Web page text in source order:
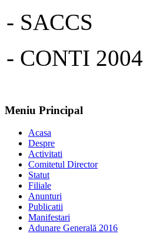
- SACCS
- CONTI 2004
Meniu Principal
Acasa
Despre
Activitati
Comitetul Director
Statut
Filiale
Anunturi
Publicatii
Manifestari
Adunare Generală 2016